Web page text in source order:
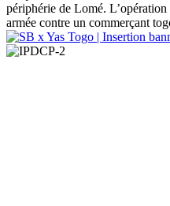
périphérie de Lomé.
armée contre un commerçant